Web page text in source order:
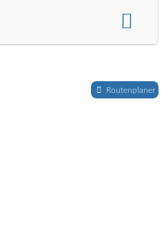
Routenplaner